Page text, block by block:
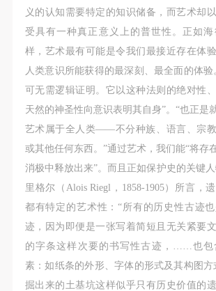
义的认知需要特定的知识储备，而艺术却
受具有一种真正意义上的普世性。正如
样，艺术最有可能是令我们最接近存在体
人类意识所能获得的最深刻、最全面的体验
可无需逻辑证明。它以这种法则的绝对性、
天然的神圣性向意识表明其自身”。“也正是
艺术属于全人类——不分种族、语言、宗教
或其他任何东西。”通过艺术，我们能“将存
消极中释放出来”。而且正如保护史的关键
里格尔（Alois Riegl，1858-1905）所言，
都有特定的艺术性：“所有的历史性古迹
迹，因为即便是一张写着简短且无关紧要
的字条这样次要的书写性古迹，……也包
素：如纸条的外形、字体的形式及其构图方
掘出来的土基坑这样似乎只有历史价值的